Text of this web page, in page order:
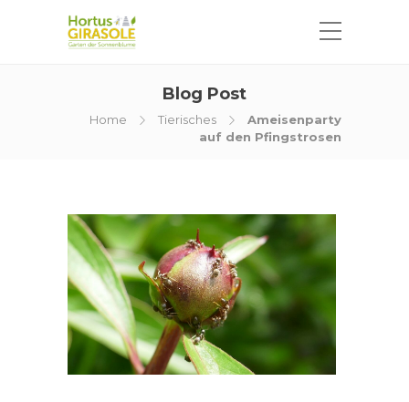
Blog Post
Home Tierisches
Ameisenparty
auf den Pfingstrosen